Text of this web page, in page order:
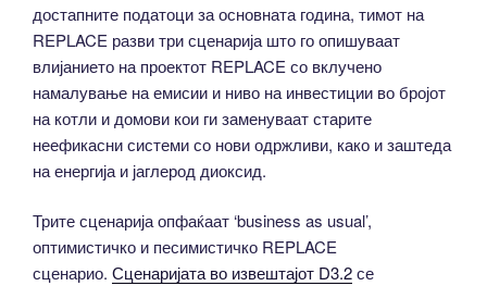
достапните податоци за основната година, тимот на
REPLACE разви три сценарија што го опишуваат
влијанието на проектот REPLACE со вклучено
намалување на емисии и ниво на инвестиции во бројот
на котли и домови кои ги заменуваат старите
неефикасни системи со нови одржливи, како и заштеда
на енергија и јаглерод диоксид.
Трите сценарија опфаќаат ‘business as usual’,
оптимистичко и песимистичко REPLACE
сценарио. Сценаријата во извештајот D3.2се